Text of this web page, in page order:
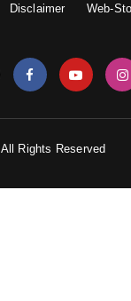
Disclaimer Web-
All Rights Reserved